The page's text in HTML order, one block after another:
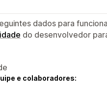
dados para
do desenvolvedor
e colaboradores: